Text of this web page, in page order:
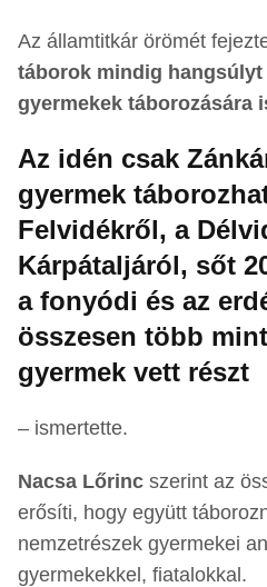
Az államtitkár örömét
táborok mindig
gyermekek táborozására
Az idén csak
gyermek
Felvidékről, a
Kárpátaljáról, sőt
a fonyódi és az
összesen több
gyermek vett részt
– ismertette.
Nacsa Lőrinc szerint az
erősíti, hogy együtt
nemzetrészek gyermekei
gyermekekkel, fiatalokkal.